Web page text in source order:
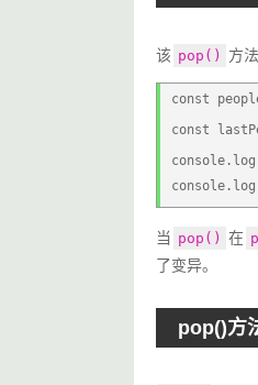
该 pop() 方
const
const
当 pop() 在
了变异。
pop()方